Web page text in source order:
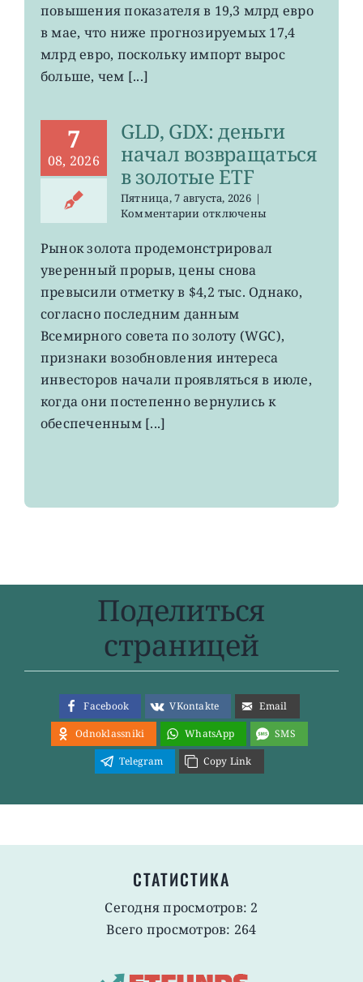
4-
летнего
повышения показателя в 19,3 млрд евро
в мае, что ниже прогнозируемых 17,4
млрд евро, поскольку импорт вырос
больше, чем [...]
7
08, 2026
GLD, GDX: деньги
начал возвращаться
в золотые ETF
Пятница, 7 августа, 2026 |
Комментариик
GLD,
GDX:
деньги
начал
в
золотые
отключены
Рынок золота продемонстрировал
уверенный прорыв, цены снова
превысили отметку в $4,2 тыс. Однако,
согласно последним данным
Всемирного совета по золоту (WGC),
признаки возобновления интереса
инвесторов начали проявляться в июле,
когда они постепенно вернулись к
обеспеченным [...]
Поделиться
страницей
Facebook VKontakte
Email
Odnoklassniki
WhatsApp
SMS
Telegram
Copy Link
СТАТИСТИКА
Сегодня просмотров: 2
Всего просмотров: 264